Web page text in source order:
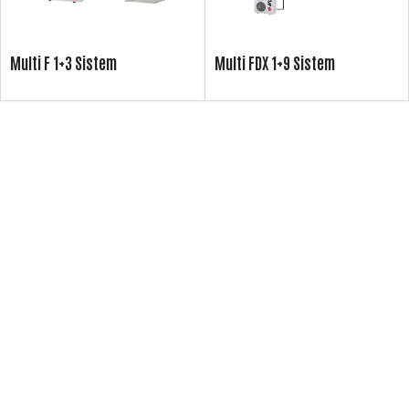
Multi F 1+3 Sistem Multi FDX 1+9 Sistem